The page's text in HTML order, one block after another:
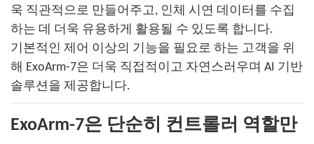
욱 직관적으로 만들어주고, 인체 시연 데이터를 수집
하는 데 더욱 유용하게 활용될 수 있도록 합니다.
기본적인 제어 이상의 기능을 필요로 하는 고객을 위
해 ExoArm-7은 더욱 직접적이고 자연스러우며 AI 기반
솔루션을 제공합니다.
ExoArm-7은 단순히 컨트롤러 역할만